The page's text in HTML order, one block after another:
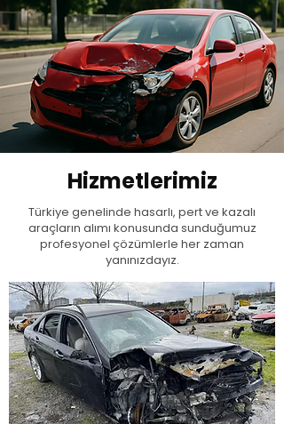
Hizmetlerimiz
Türkiye genelinde hasarlı, pert ve kazalı
araçların alımı konusunda sunduğumuz
profesyonel çözümlerle her zaman
yanınızdayız.